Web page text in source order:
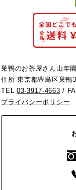
巣鴨のお茶屋さん山年
住所 東京都豊島区巣
TEL03-3917-4663 /
プライバシーポリシー